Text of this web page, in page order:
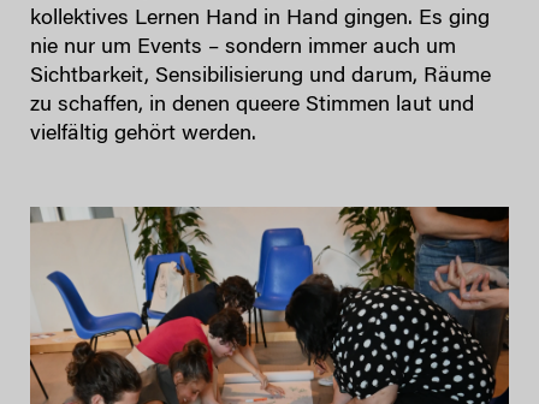
kollektives Lernen Hand in Hand gingen. Es ging
nie nur um Events – sondern immer auch um
Sichtbarkeit, Sensibilisierung und darum, Räume
zu schaffen, in denen queere Stimmen laut und
vielfältig gehört werden.